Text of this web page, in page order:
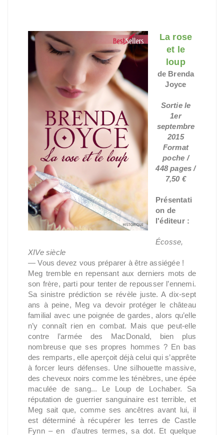
La rose
et le
loup
de Brenda
Joyce
Sortie le
1er
septembre
2015
Format
poche /
448 pages /
7,50 €
Présentati
on de
l'éditeur :
Écosse,
XIVe siècle
— Vous devez vous préparer à être assiégée !
Meg tremble en repensant aux derniers mots de
son frère, parti pour tenter de repousser l’ennemi.
Sa sinistre prédiction se révèle juste. A dix-sept
ans à peine, Meg va devoir protéger le château
familial avec une poignée de gardes, alors qu’elle
n’y connaît rien en combat. Mais que peut-elle
contre l’armée des MacDonald, bien plus
nombreuse que ses propres hommes ? En bas
des remparts, elle aperçoit déjà celui qui s’apprête
à forcer leurs défenses. Une silhouette massive,
des cheveux noirs comme les ténèbres, une épée
maculée de sang... Le Loup de Lochaber. Sa
réputation de guerrier sanguinaire est terrible, et
Meg sait que, comme ses ancêtres avant lui, il
est déterminé à récupérer les terres de Castle
Fynn – en d’autres termes, sa dot. Et quelque